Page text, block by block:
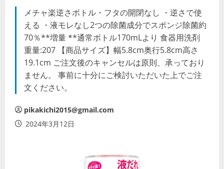
メチャ楽逆さボトル・フタの開閉なし ・逆さで使
える ・液モレなし2つの除菌成分でスポンジ除菌約
70％**増量 **通常ボトル170mLより 食器用洗剤
重量:207 【商品サイズ】幅5.8cm奥行5.8cm高さ
19.1cm ご注文後のキャンセルは原則、承っており
ません。 事前に十分にご検討いただいた上でご注
文ください。
pikakichi2015@gmail.com
2024年3月12日